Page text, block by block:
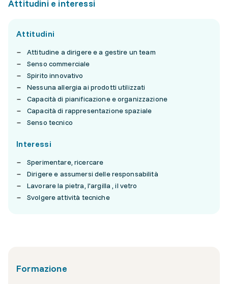
Attitudini e interessi
Attitudini
Attitudine a dirigere e a gestire un team
Senso commerciale
Spirito innovativo
Nessuna allergia ai prodotti utilizzati
Capacità di pianificazione e organizzazione
Capacità di rappresentazione spaziale
Senso tecnico
Interessi
Sperimentare, ricercare
Dirigere e assumersi delle responsabilità
Lavorare la pietra, l'argilla , il vetro
Svolgere attività tecniche
Formazione